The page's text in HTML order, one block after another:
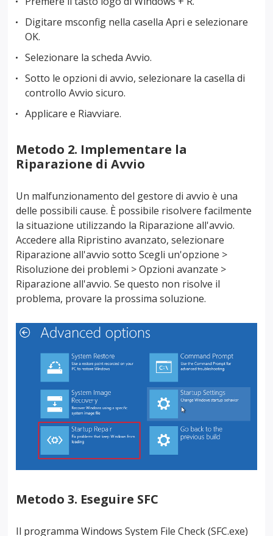
Digitare msconfig nella casella Apri e selezionare
OK.
Selezionare la scheda Avvio.
Sotto le opzioni di avvio, selezionare la casella di
controllo Avvio sicuro.
Applicare e Riavviare.
Metodo 2. Implementare la
Riparazione di Avvio
Un malfunzionamento del gestore di avvio è una
delle possibili cause. È possibile risolvere facilmente
la situazione utilizzando la Riparazione all'avvio.
Accedere alla Ripristino avanzato, selezionare
Riparazione all'avvio sotto Scegli un'opzione >
Risoluzione dei problemi > Opzioni avanzate >
Riparazione all'avvio. Se questo non risolve il
problema, provare la prossima soluzione.
Metodo 3. Eseguire SFC
Il programma Windows System File Check (SFC.exe)